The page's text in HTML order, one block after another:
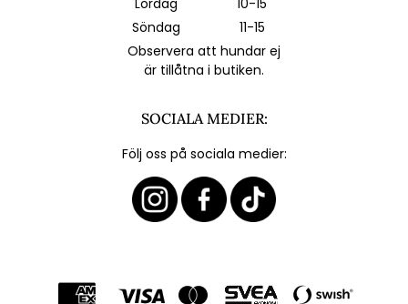
Lördag
10-15
Söndag
11-15
Observera att hundar ej
är tillåtna i butiken.
SOCIALA MEDIER:
Följ oss på sociala medier: